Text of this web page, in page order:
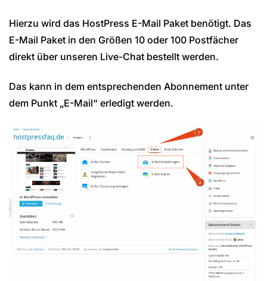
Hierzu wird das HostPress E-Mail Paket benötigt. Das
E-Mail Paket in den Größen 10 oder 100 Postfächer
direkt über unseren Live-Chat bestellt werden.
Das kann in dem entsprechenden Abonnement unter
dem Punkt „E-Mail“ erledigt werden.